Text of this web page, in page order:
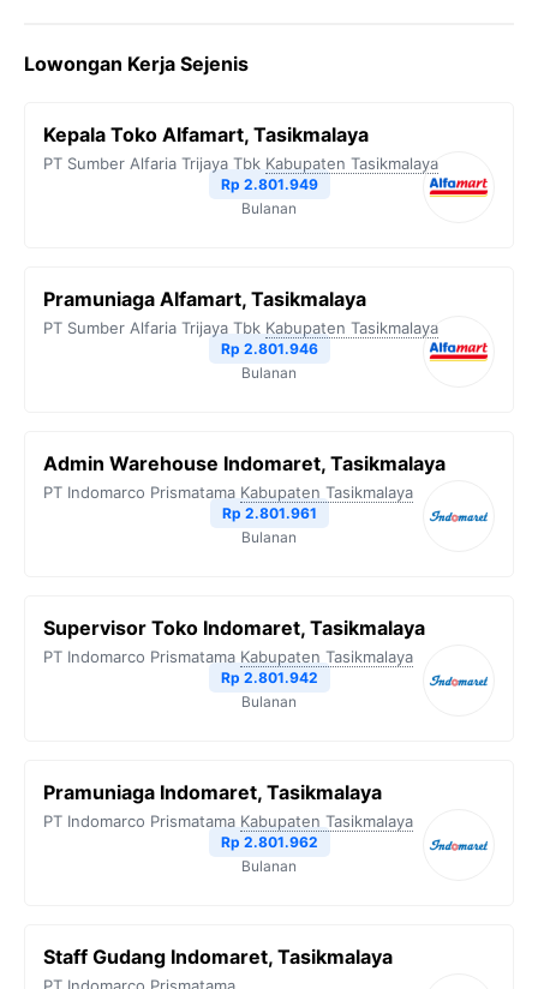
Lowongan Kerja Sejenis
Kepala Toko Alfamart, Tasikmalaya
PT Sumber Alfaria Trijaya Tbk Kabupaten Tasikmalaya
Rp 2.801.949
Bulanan
Pramuniaga Alfamart, Tasikmalaya
PT Sumber Alfaria Trijaya Tbk Kabupaten Tasikmalaya
Rp 2.801.946
Bulanan
Admin Warehouse Indomaret, Tasikmalaya
PT Indomarco Prismatama Kabupaten Tasikmalaya
Rp 2.801.961
Bulanan
Supervisor Toko Indomaret, Tasikmalaya
PT Indomarco Prismatama Kabupaten Tasikmalaya
Rp 2.801.942
Bulanan
Pramuniaga Indomaret, Tasikmalaya
PT Indomarco Prismatama Kabupaten Tasikmalaya
Rp 2.801.962
Bulanan
Staff Gudang Indomaret, Tasikmalaya